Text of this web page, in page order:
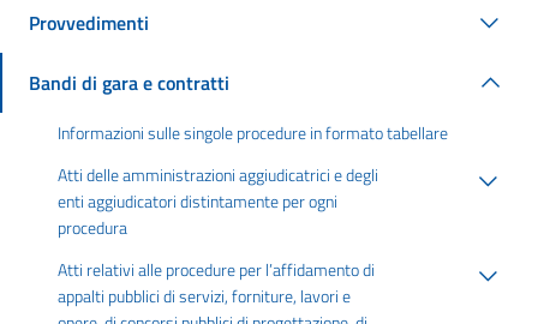
Provvedimenti
Bandi di gara e contratti
Informazioni sulle singole procedure in formato tabellare
Atti delle amministrazioni aggiudicatrici e degli
enti aggiudicatori distintamente per ogni
procedura
Atti relativi alle procedure per l’affidamento di
appalti pubblici di servizi, forniture, lavori e